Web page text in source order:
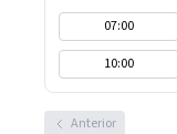
07:00
10:00
Anterior